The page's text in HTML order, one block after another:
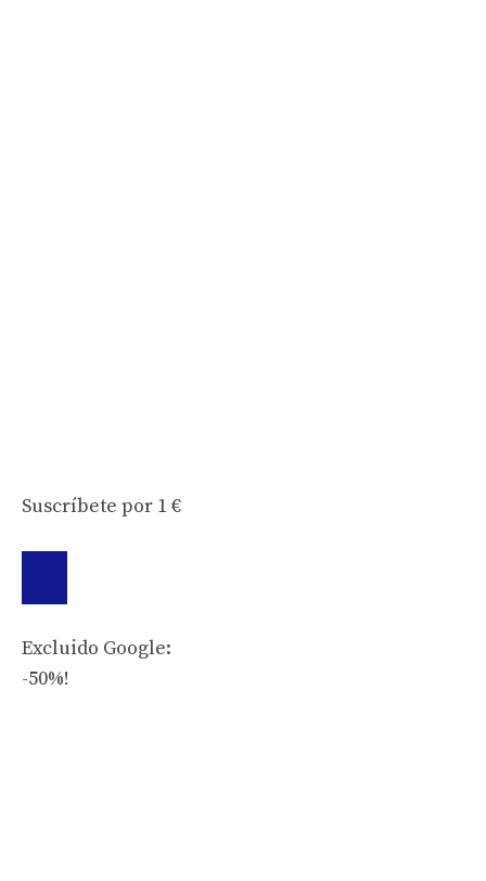
Suscríbete por 1 €
Excluido Google:
-50%!